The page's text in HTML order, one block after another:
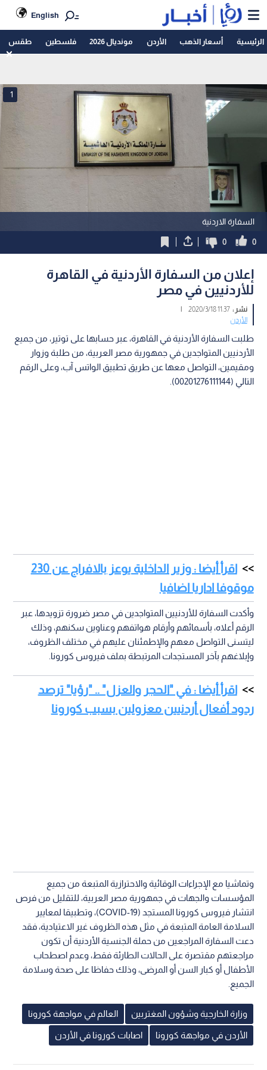
English
الرئيسية أسعار الذهب الأردن مونديال 2026 فلسطين طقس
السفارة الاردنية
1
0
0
إعلان من السفارة الأردنية في القاهرة
للأردنيين في مصر
نشر :11:37 2020/3/18
|
الأردن
طلبت السفارة الأردنية في القاهرة، عبر حسابها على توتير، من جميع
الأردنيين المتواجدين في جمهورية مصر العربية، من طلبة وزوار
ومقيمين، التواصل معها عن طريق تطبيق الواتس آب، وعلى الرقم
التالي (00201276111144).
اقرأ أيضا : وزير الداخلية يوعز بالافراج عن 230
موقوفا اداريا اضافيا
وأكدت السفارة للأردنيين المتواجدين في مصر ضرورة تزويدها، عبر
الرقم أعلاه، بأسمائهم وأرقام هواتفهم وعناوين سكنهم، وذلك
ليتسنى التواصل معهم والإطمئنان عليهم في مختلف الظروف،
وإبلاغهم بآخر المستجدات المرتبطة بملف فيروس كورونا.
اقرأ أيضا : في "الحجر والعزل" .. "رؤيا" ترصد
ردود أفعال أردنيين معزولين بسبب كورونا
وتماشيا مع الإجراءات الوقائية والاحترازية المتبعة من جميع
المؤسسات والجهات في جمهورية مصر العربية، للتقليل من فرص
انتشار فيروس كورونا المستجد (COVID-19)، وتطبيقا لمعايير
السلامة العامة المتبعة في مثل هذه الظروف غير الاعتيادية، فقد
دعت السفارة المراجعين من حملة الجنسية الأردنية أن تكون
مراجعتهم مقتصرة على الحالات الطارئة فقط، وعدم اصطحاب
الأطفال أو كبار السن أو المرضى، وذلك حفاظا على صحة وسلامة
الجميع.
وزارة الخارجية وشؤون المغتربين العالم في مواجهة كورونا
الأردن في مواجهة كورونا اصابات كورونا في الأردن